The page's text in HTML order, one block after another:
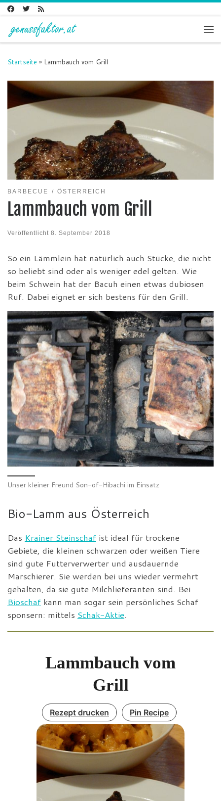
Zum Inhalt springen
Startseite » Lammbauch vom Grill
BARBECUE ÖSTERREICH
Lammbauch vom Grill
Veröffentlicht 8. September 2018
So ein Lämmlein hat natürlich auch Stücke, die nicht
so beliebt sind oder als weniger edel gelten. Wie
beim Schwein hat der Bacuh einen etwas dubiosen
Ruf. Dabei eignet er sich bestens für den Grill.
Unser kleiner Freund Son-of-Hibachi im Einsatz
Bio-Lamm aus Österreich
Das Krainer Steinschaf ist ideal für trockene
Gebiete, die kleinen schwarzen oder weißen Tiere
sind gute Futterverwerter und ausdauernde
Marschierer. Sie werden bei uns wieder vermehrt
gehalten, da sie gute Milchlieferanten sind. Bei
Bioschaf kann man sogar sein persönliches Schaf
sponsern: mittels Schak-Aktie.
Lammbauch vom
Grill
Rezept drucken Pin Recipe